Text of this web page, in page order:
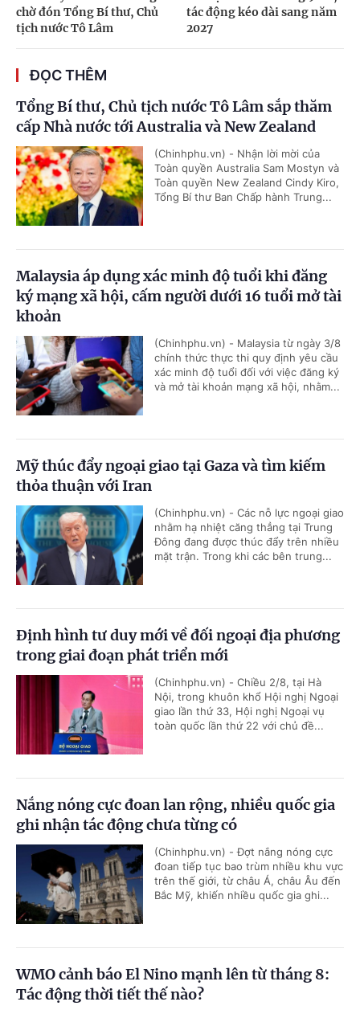
chờ đón Tổng Bí thư, Chủ
tịch nước Tô Lâm
tác động kéo dài sang năm
2027
ĐỌC THÊM
Tổng Bí thư, Chủ tịch nước Tô Lâm sắp thăm
cấp Nhà nước tới Australia và New Zealand
(Chinhphu.vn) - Nhận lời mời của
Toàn quyền Australia Sam Mostyn và
Toàn quyền New Zealand Cindy Kiro,
Tổng Bí thư Ban Chấp hành Trung...
Malaysia áp dụng xác minh độ tuổi khi đăng
ký mạng xã hội, cấm người dưới 16 tuổi mở tài
khoản
(Chinhphu.vn) - Malaysia từ ngày 3/8
chính thức thực thi quy định yêu cầu
xác minh độ tuổi đối với việc đăng ký
và mở tài khoản mạng xã hội, nhằm...
Mỹ thúc đẩy ngoại giao tại Gaza và tìm kiếm
thỏa thuận với Iran
(Chinhphu.vn) - Các nỗ lực ngoại giao
nhằm hạ nhiệt căng thẳng tại Trung
Đông đang được thúc đẩy trên nhiều
mặt trận. Trong khi các bên trung...
Định hình tư duy mới về đối ngoại địa phương
trong giai đoạn phát triển mới
(Chinhphu.vn) - Chiều 2/8, tại Hà
Nội, trong khuôn khổ Hội nghị Ngoại
giao lần thứ 33, Hội nghị Ngoại vụ
toàn quốc lần thứ 22 với chủ đề...
Nắng nóng cực đoan lan rộng, nhiều quốc gia
ghi nhận tác động chưa từng có
(Chinhphu.vn) - Đợt nắng nóng cực
đoan tiếp tục bao trùm nhiều khu vực
trên thế giới, từ châu Á, châu Âu đến
Bắc Mỹ, khiến nhiều quốc gia ghi...
WMO cảnh báo El Nino mạnh lên từ tháng 8:
Tác động thời tiết thế nào?